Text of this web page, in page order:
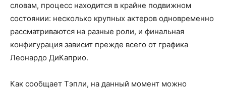
словам, процесс находится в крайне подвижном
состоянии: несколько крупных актеров одновременно
рассматриваются на разные роли, и финальная
конфигурация зависит прежде всего от графика
Леонардо ДиКаприо.
Как сообщает Тэпли, на данный момент можно